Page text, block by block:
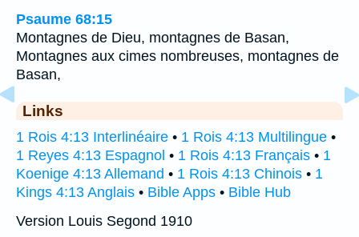
Psaume 68:15
Montagnes de Dieu, montagnes de Basan,
Montagnes aux cimes nombreuses, montagnes de
Basan,
Links
1 Rois 4:13 Interlinéaire • 1 Rois 4:13 Multilingue •
1 Reyes 4:13 Espagnol • 1 Rois 4:13 Français • 1
Koenige 4:13 Allemand • 1 Rois 4:13 Chinois • 1
Kings 4:13 Anglais • Bible Apps • Bible Hub
Version Louis Segond 1910